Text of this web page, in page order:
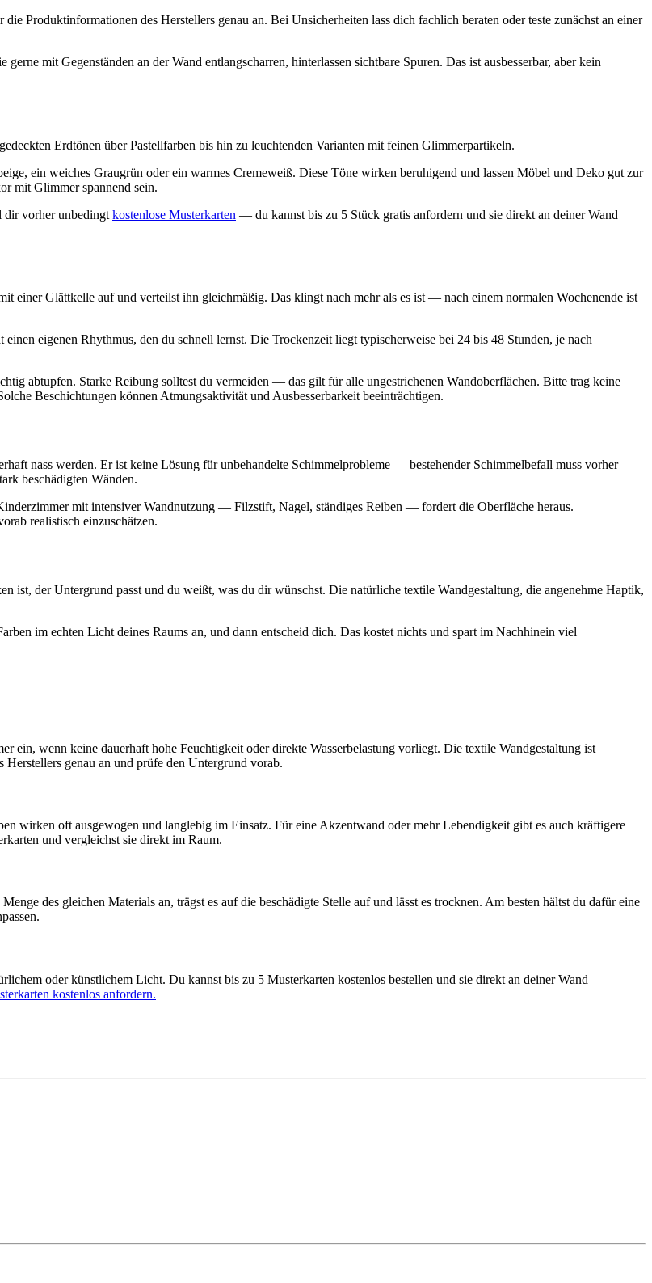
Produktinformationen des Herstellers genau an. Bei Unsicherheiten lass dich fachlich beraten oder teste zunächst an einer
mit Gegenständen an der Wand entlangscharren, hinterlassen sichtbare Spuren. Das ist ausbesserbar, aber kein
Erdtönen über Pastellfarben bis hin zu leuchtenden Varianten mit feinen Glimmerpartikeln.
ein weiches Graugrün oder ein warmes Cremeweiß. Diese Töne wirken beruhigend und lassen Möbel und Deko gut zur
mit Glimmer spannend sein.
dir vorher unbedingt kostenlose Musterkarten — du kannst bis zu 5 Stück gratis anfordern und sie direkt an deiner Wand
einer Glättkelle auf und verteilst ihn gleichmäßig. Das klingt nach mehr als es ist — nach einem normalen Wochenende ist
eigenen Rhythmus, den du schnell lernst. Die Trockenzeit liegt typischerweise bei 24 bis 48 Stunden, je nach
abtupfen. Starke Reibung solltest du vermeiden — das gilt für alle ungestrichenen Wandoberflächen. Bitte trag keine
Beschichtungen können Atmungsaktivität und Ausbesserbarkeit beeinträchtigen.
nass werden. Er ist keine Lösung für unbehandelte Schimmelprobleme — bestehender Schimmelbefall muss vorher
beschädigten Wänden.
mit intensiver Wandnutzung — Filzstift, Nagel, ständiges Reiben — fordert die Oberfläche heraus.
realistisch einzuschätzen.
der Untergrund passt und du weißt, was du dir wünschst. Die natürliche textile Wandgestaltung, die angenehme Haptik,
im echten Licht deines Raums an, und dann entscheid dich. Das kostet nichts und spart im Nachhinein viel
wenn keine dauerhaft hohe Feuchtigkeit oder direkte Wasserbelastung vorliegt. Die textile Wandgestaltung ist
genau an und prüfe den Untergrund vorab.
wirken oft ausgewogen und langlebig im Einsatz. Für eine Akzentwand oder mehr Lebendigkeit gibt es auch kräftigere
und vergleichst sie direkt im Raum.
des gleichen Materials an, trägst es auf die beschädigte Stelle auf und lässt es trocknen. Am besten hältst du dafür eine
oder künstlichem Licht. Du kannst bis zu 5 Musterkarten kostenlos bestellen und sie direkt an deiner Wand
kostenlos anfordern.